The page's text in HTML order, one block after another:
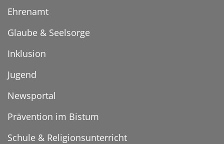
Ehrenamt
Glaube & Seelsorge
Inklusion
Jugend
Newsportal
Prävention im Bistum
Schule & Religionsunterricht